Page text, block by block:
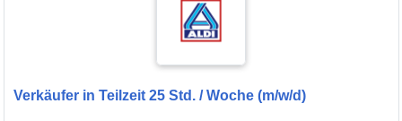
Verkäufer in Teilzeit 25 Std. / Woche (m/w/d)